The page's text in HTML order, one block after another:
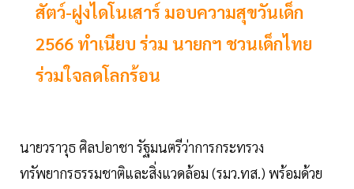
สัตว์-ฝูงไดโนเสาร์ มอบความสุขวันเด็ก
2566 ทำเนียบ ร่วม นายกฯ ชวนเด็กไทย
ร่วมใจลดโลกร้อน
นายวราวุธ ศิลปอาชา รัฐมนตรีว่าการกระทรวง
ทรัพยากรธรรมชาติและสิ่งแวดล้อม (รมว.ทส.) พร้อมด้วย